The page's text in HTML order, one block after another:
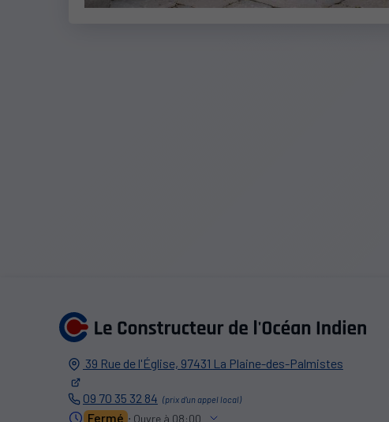
39 Rue de l'Église, 97431 La Plaine-des-Palmistes
09 70 35 32 84
Fermé ⋅ Ouvre à 08:00